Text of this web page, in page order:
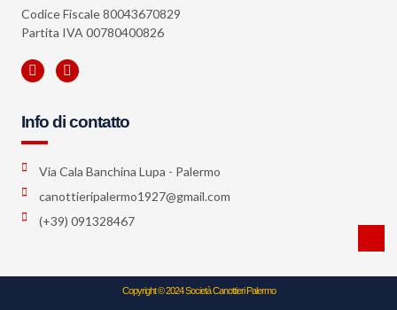
Codice Fiscale 80043670829
Partita IVA 00780400826
Info di contatto
Via Cala Banchina Lupa - Palermo
canottieripalermo1927@gmail.com
(+39) 091328467
Copyright © 2024 Società Canottieri Palermo